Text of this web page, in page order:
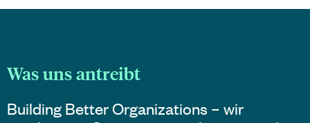
Was uns antreibt
Building Better Organizations – wir